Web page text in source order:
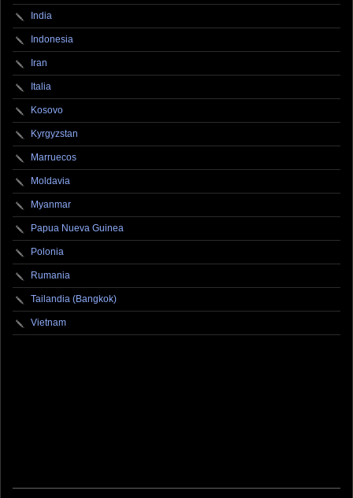
India
Indonesia
Iran
Italia
Kosovo
Kyrgyzstan
Marruecos
Moldavia
Myanmar
Papua Nueva Guinea
Polonia
Rumania
Tailandia (Bangkok)
Vietnam